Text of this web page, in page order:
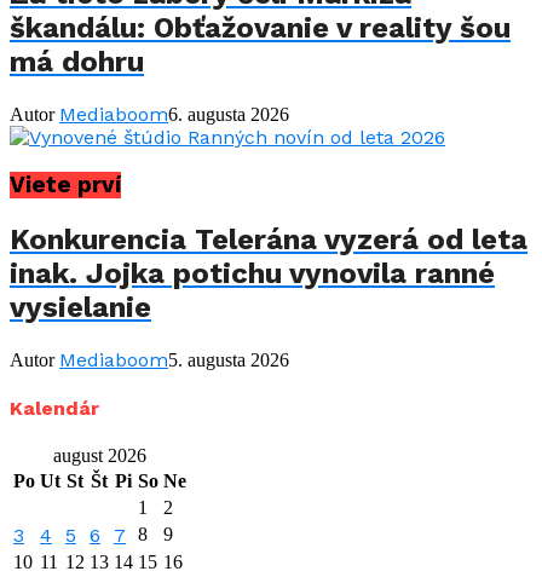
škandálu: Obťažovanie v reality šou
má dohru
Autor Mediaboom6. augusta 2026
Viete prví
Konkurencia Telerána vyzerá od leta
inak. Jojka potichu vynovila ranné
vysielanie
Autor Mediaboom5. augusta 2026
Kalendár
august 2026
Po Ut St Št Pi So Ne
1
2
3 4 5 6 7 8
9
10 11 12 13 14 15 16